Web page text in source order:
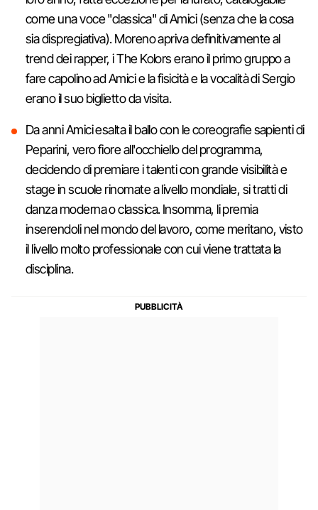
come una voce "classica" di Amici (senza che la cosa
sia dispregiativa). Moreno apriva definitivamente al
trend dei rapper, i The Kolors erano il primo gruppo a
fare capolino ad Amici e la fisicità e la vocalità di Sergio
erano il suo biglietto da visita.
Da anni Amici esalta il ballo con le coreografie sapienti di
Peparini, vero fiore all'occhiello del programma,
decidendo di premiare i talenti con grande visibilità e
stage in scuole rinomate a livello mondiale, si tratti di
danza moderna o classica. Insomma, li premia
inserendoli nel mondo del lavoro, come meritano, visto
il livello molto professionale con cui viene trattata la
disciplina.